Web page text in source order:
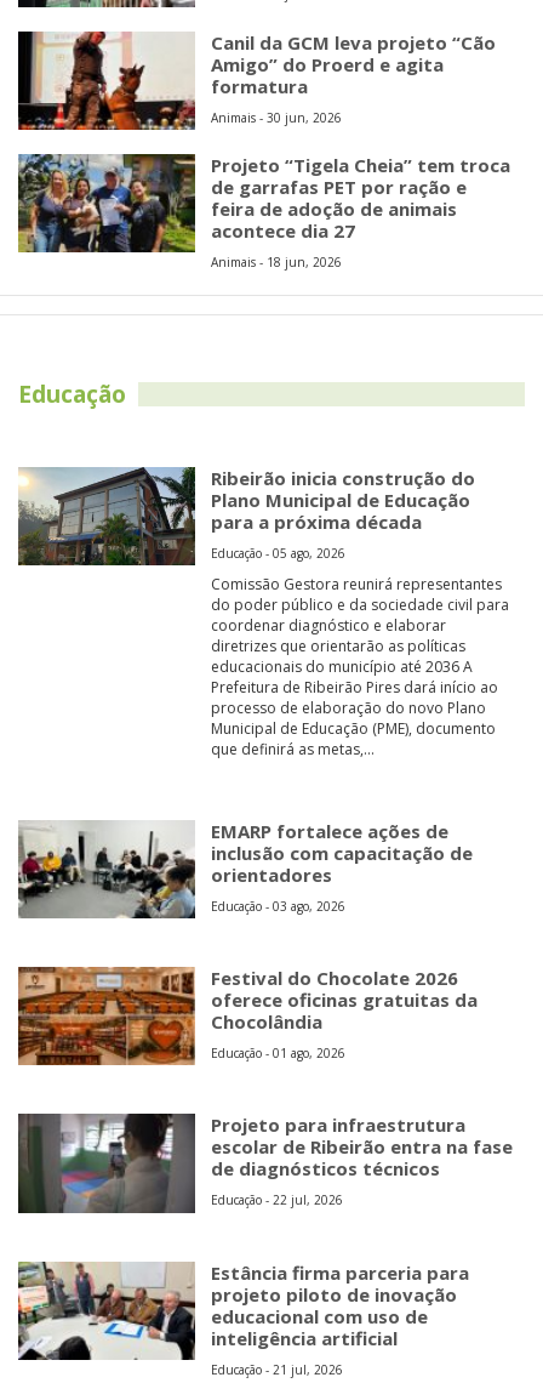
Canil da GCM leva projeto “Cão
Amigo” do Proerd e agita
formatura
Animais - 30 jun, 2026
Projeto “Tigela Cheia” tem troca
de garrafas PET por ração e
feira de adoção de animais
acontece dia 27
Animais - 18 jun, 2026
Educação
Ribeirão inicia construção do
Plano Municipal de Educação
para a próxima década
Educação - 05 ago, 2026
Comissão Gestora reunirá representantes
do poder público e da sociedade civil para
coordenar diagnóstico e elaborar
diretrizes que orientarão as políticas
educacionais do município até 2036 A
Prefeitura de Ribeirão Pires dará início ao
processo de elaboração do novo Plano
Municipal de Educação (PME), documento
que definirá as metas,...
EMARP fortalece ações de
inclusão com capacitação de
orientadores
Educação - 03 ago, 2026
Festival do Chocolate 2026
oferece oficinas gratuitas da
Chocolândia
Educação - 01 ago, 2026
Projeto para infraestrutura
escolar de Ribeirão entra na fase
de diagnósticos técnicos
Educação - 22 jul, 2026
Estância firma parceria para
projeto piloto de inovação
educacional com uso de
inteligência artificial
Educação - 21 jul, 2026